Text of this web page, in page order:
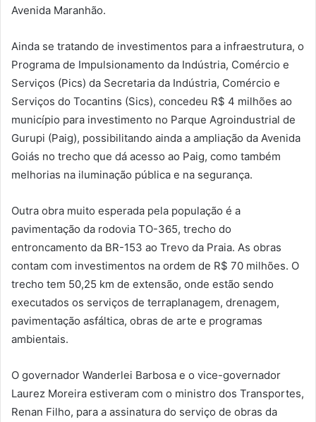
Avenida Maranhão.
Ainda se tratando de investimentos para a infraestrutura, o
Programa de Impulsionamento da Indústria, Comércio e
Serviços (Pics) da Secretaria da Indústria, Comércio e
Serviços do Tocantins (Sics), concedeu R$ 4 milhões ao
município para investimento no Parque Agroindustrial de
Gurupi (Paig), possibilitando ainda a ampliação da Avenida
Goiás no trecho que dá acesso ao Paig, como também
melhorias na iluminação pública e na segurança.
Outra obra muito esperada pela população é a
pavimentação da rodovia TO-365, trecho do
entroncamento da BR-153 ao Trevo da Praia. As obras
contam com investimentos na ordem de R$ 70 milhões. O
trecho tem 50,25 km de extensão, onde estão sendo
executados os serviços de terraplanagem, drenagem,
pavimentação asfáltica, obras de arte e programas
ambientais.
O governador Wanderlei Barbosa e o vice-governador
Laurez Moreira estiveram com o ministro dos Transportes,
Renan Filho, para a assinatura do serviço de obras da